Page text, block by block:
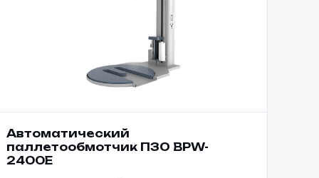
Автоматический
паллетообмотчик ПЗО BPW-
2400E